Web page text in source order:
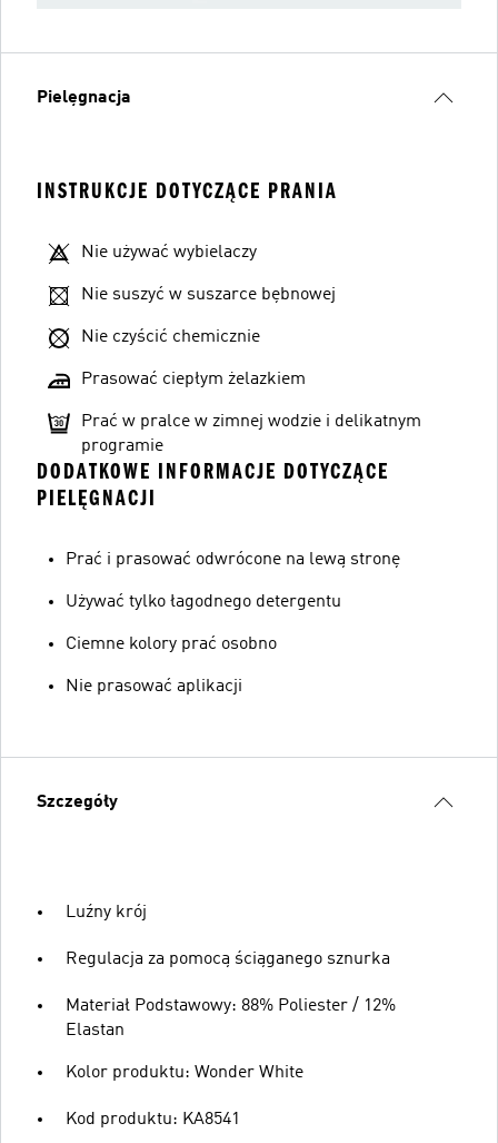
Pielęgnacja
INSTRUKCJE DOTYCZĄCE PRANIA
Nie używać wybielaczy
Nie suszyć w suszarce bębnowej
Nie czyścić chemicznie
Prasować ciepłym żelazkiem
Prać w pralce w zimnej wodzie i delikatnym
programie
DODATKOWE INFORMACJE DOTYCZĄCE
PIELĘGNACJI
Prać i prasować odwrócone na lewą stronę
Używać tylko łagodnego detergentu
Ciemne kolory prać osobno
Nie prasować aplikacji
Szczegóły
Luźny krój
Regulacja za pomocą ściąganego sznurka
Materiał Podstawowy: 88% Poliester / 12%
Elastan
Kolor produktu: Wonder White
Kod produktu: KA8541